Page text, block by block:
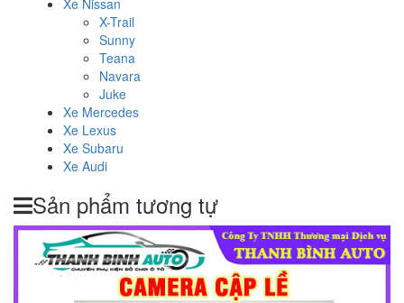
Xe Nissan
X-Trail
Sunny
Teana
Navara
Juke
Xe Mercedes
Xe Lexus
Xe Subaru
Xe Audi
Sản phẩm tương tự